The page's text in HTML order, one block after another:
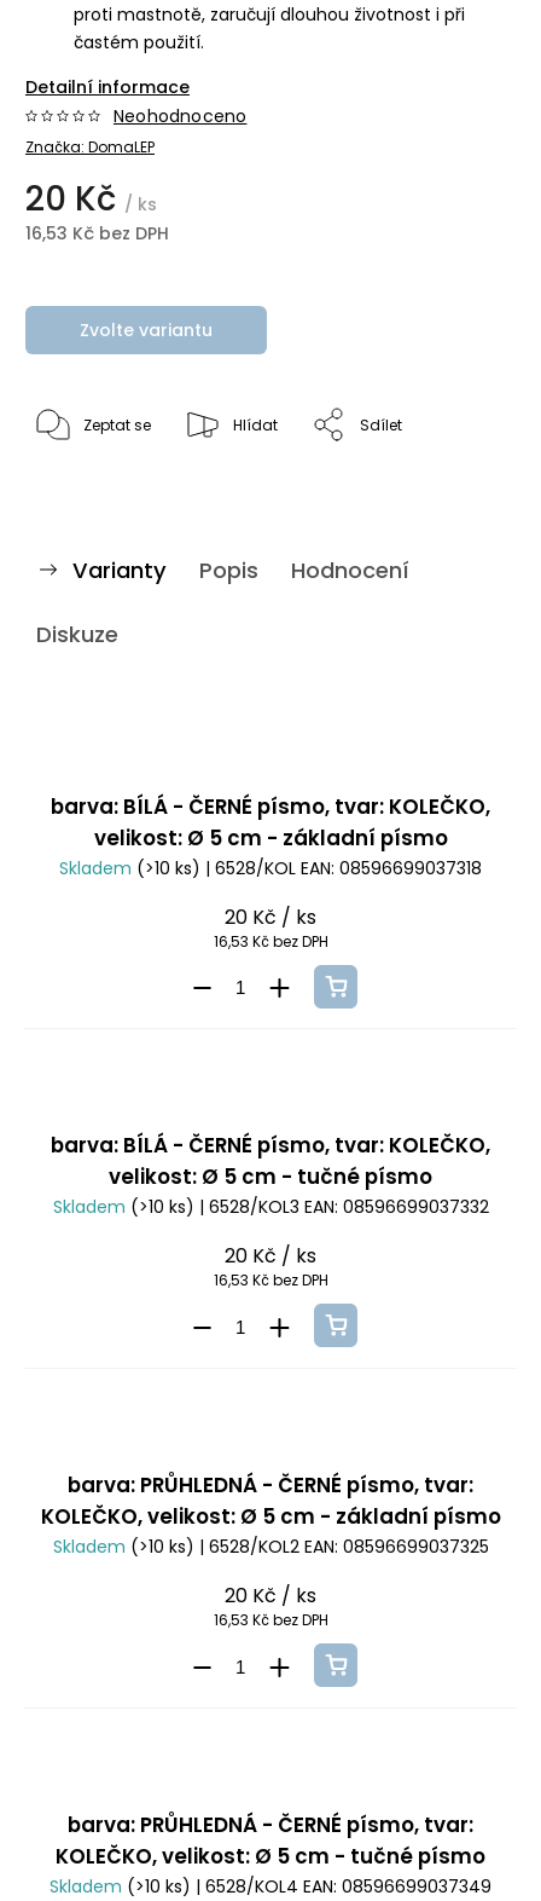
proti mastnotě, zaručují dlouhou životnost i při
častém použití.
Detailní informace
Značka: DomaLEP
Neohodnoceno
20 Kč / ks
16,53 Kč bez DPH
Zvolte variantu
Zeptat se Hlídat Sdílet
Varianty Popis Hodnocení
Diskuze
barva: BÍLÁ - ČERNÉ písmo, tvar: KOLEČKO,
velikost: Ø 5 cm - základní písmo
Skladem (>10 ks) | 6528/KOL EAN: 08596699037318
20 Kč / ks
16,53 Kč bez DPH
barva: BÍLÁ - ČERNÉ písmo, tvar: KOLEČKO,
velikost: Ø 5 cm - tučné písmo
Skladem (>10 ks) | 6528/KOL3 EAN: 08596699037332
20 Kč / ks
16,53 Kč bez DPH
barva: PRŮHLEDNÁ - ČERNÉ písmo, tvar:
KOLEČKO, velikost: Ø 5 cm - základní písmo
Skladem (>10 ks) | 6528/KOL2 EAN: 08596699037325
20 Kč / ks
16,53 Kč bez DPH
barva: PRŮHLEDNÁ - ČERNÉ písmo, tvar:
KOLEČKO, velikost: Ø 5 cm - tučné písmo
Skladem (>10 ks) | 6528/KOL4 EAN: 08596699037349